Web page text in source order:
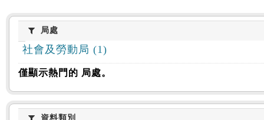
:::
局處局處
社會及勞動局 (1)
僅顯示熱門的 局處。
資料類別